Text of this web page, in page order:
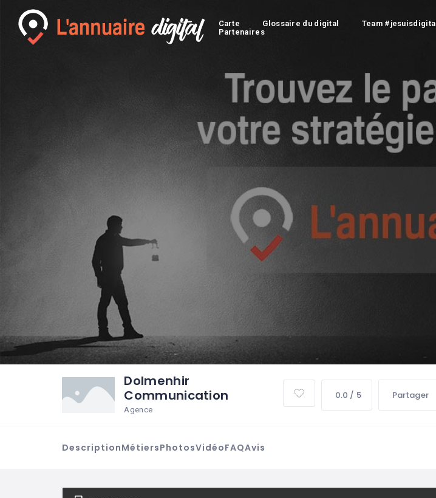
Carte Glossaire du digital Team #jesuisdigital
Partenaires
Dolmenhir
Communication
Agence
0.0 / 5 Partager
DescriptionMétiersPhotosVidéoFAQAvis